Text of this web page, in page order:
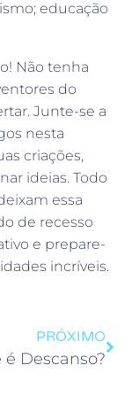
educação
Não tenha
do
Junte-se a
nesta
criações,
ideias. Todo
essa
de recesso
e prepare-
incríveis.
PRÓXIMO
é Descanso?